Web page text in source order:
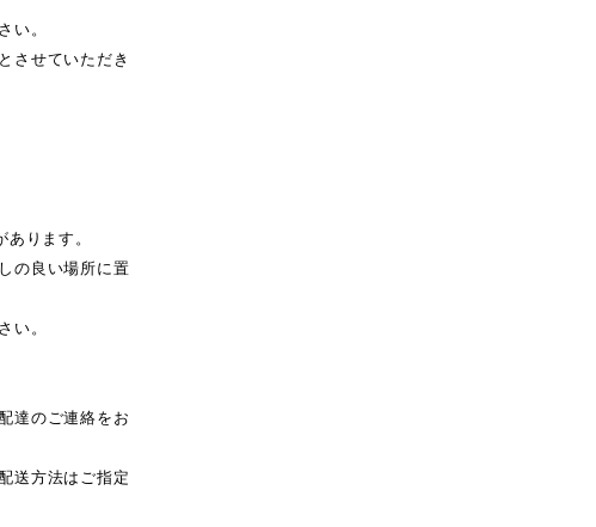
い。
させていただき
ります。
の良い場所に置
い。
達のご連絡をお
送方法はご指定